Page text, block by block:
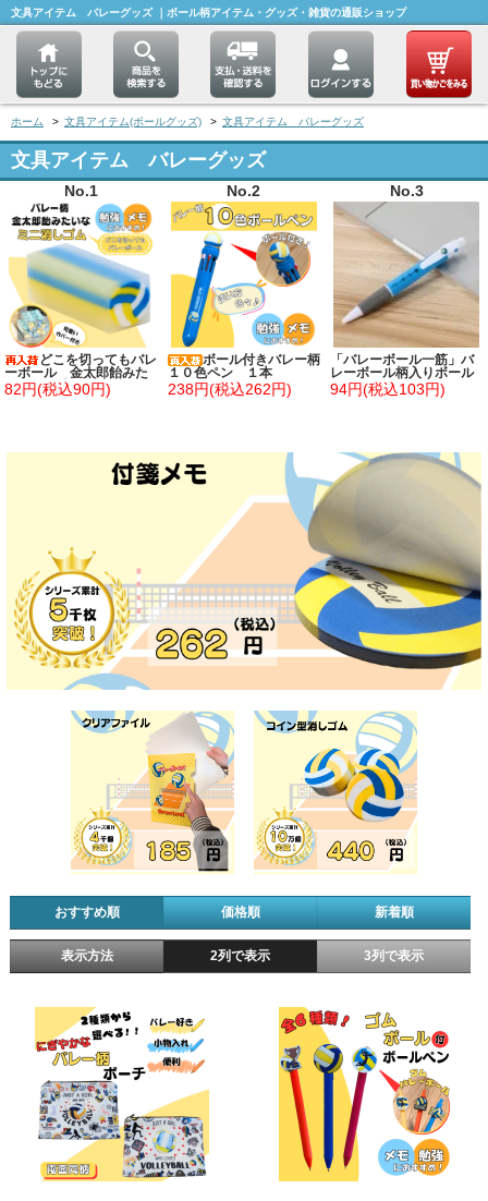
文具アイテム バレーグッズ ｜ボール柄アイテム・グッズ・雑貨の通販ショップ
ホーム > 文具アイテム(ボールグッズ) > 文具アイテム バレーグッズ
文具アイテム バレーグッズ
No.1
どこを切ってもバレ
ーボール 金太郎飴みた
いなミニ消しゴム １個
82円(税込90円)
No.2
ボール付きバレー柄
１０色ペン １本
238円(税込262円)
No.3
「バレーボール一筋」バ
レーボール柄入りボール
ペン
94円(税込103円)
おすすめ順 価格順 新着順
表示方法 2列で表示 3列で表示